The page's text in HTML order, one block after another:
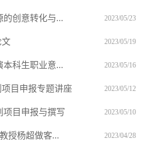
2023/05/23
的创意转化与...
2023/05/19
文
2023/05/16
本科生职业意...
2023/05/12
目申报专题讲座
2023/05/10
项目申报与撰写
2023/04/28
授杨超做客...